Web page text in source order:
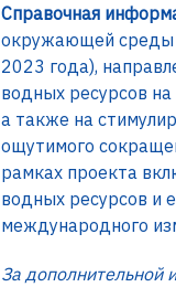
Справочная
окружающей среды
2023 года),
водных ресурсов
а также на
ощутимого
рамках проекта
водных ресурсов и
международного
За дополнительной